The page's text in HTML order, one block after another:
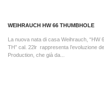
WEIHRAUCH HW 66 THUMBHOLE
La nuova nata di casa Weihrauch, “HW
TH” cal. 22lr rappresenta l’evoluzione
Production, che già da...